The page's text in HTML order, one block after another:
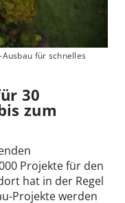
für schnelles
30
zum
Projekte für den
hat in der Regel
Projekte werden